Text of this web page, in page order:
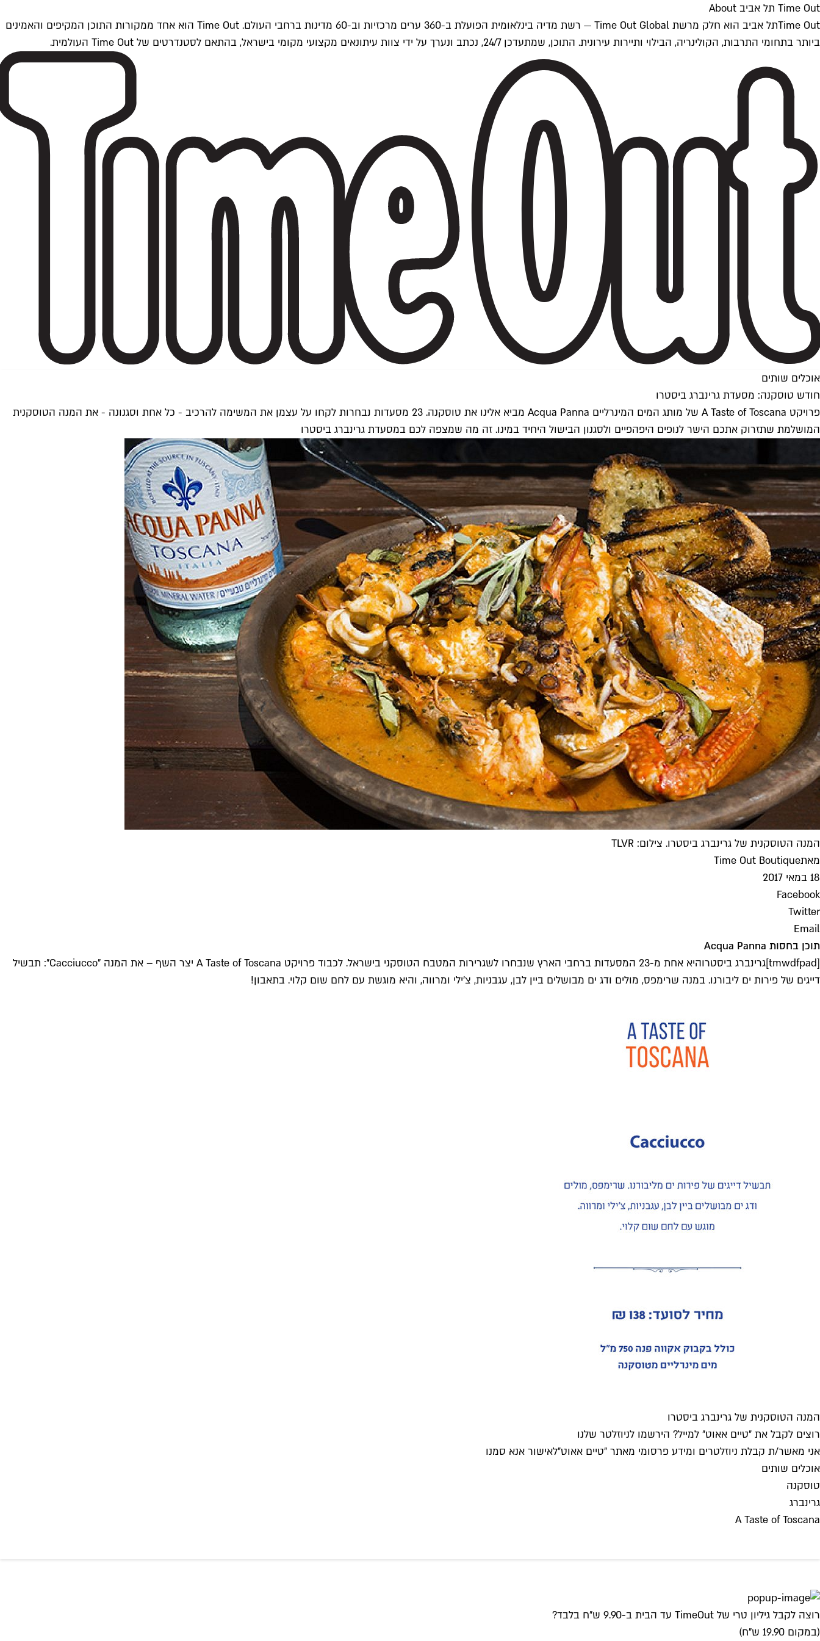
Time Out תל אביב About
Time Outתל אביב הוא חלק מרשת Time Out Global — רשת מדיה בינלאומית הפועלת ב-360 ערים מרכזיות וב-60 מדינות ברחבי העולם. Time Out הוא אחד ממקורות התוכן המקיפים והאמינים
ביותר בתחומי התרבות, הקולינריה, הבילוי ותיירות עירונית. התוכן, שמתעדכן 24/7, נכתב ונערך על ידי צוות עיתונאים מקצועי מקומי בישראל, בהתאם לסטנדרטים של Time Out העולמית.
אוכלים שותים
חודש טוסקנה: מסעדת גרינברג ביסטרו
פרויקט A Taste of Toscana של מותג המים המינרליים Acqua Panna מביא אלינו את טוסקנה. 23 מסעדות נבחרות לקחו על עצמן את המשימה להרכיב - כל אחת וסגנונה - את המנה הטוסקנית
המושלמת שתזרוק אתכם הישר לנופים היפהפיים ולסגנון הבישול היחיד במינו. זה מה שמצפה לכם במסעדת גרינברג ביסטרו
המנה הטוסקנית של גרינברג ביסטרו. צילום: TLVR
מאתTime Out Boutique
18 במאי 2017
Facebook
Twitter
Email
תוכן בחסות Acqua Panna
[tmwdfpad]
גרינברג ביסטרו
היא אחת מ-23 המסעדות ברחבי הארץ שנבחרו לשגרירות המטבח הטוסקני בישראל. לכבוד פרויקט A Taste of Toscana יצר השף – את המנה "Cacciucco": תבשיל
דייגים של פירות ים ליבורנו. במנה שרימפס, מולים ודג ים מבושלים ביין לבן, עגבניות, צ'ילי ומרווה, והיא מוגשת עם לחם שום קלוי. בתאבון!
המנה הטוסקנית של גרינברג ביסטרו
רוצים לקבל את ״טיים אאוט״ למייל? הירשמו לניוזלטר שלנו
אני מאשר/ת קבלת ניוזלטרים ומידע פרסומי מאתר ״טיים אאוט״לאישור אנא סמנו
אוכלים שותים
טוסקנה
גרינברג
A Taste of Toscana
רוצה לקבל גיליון טרי של TimeOut עד הבית ב-9.90 ש"ח בלבד?
(במקום 19.90 ש"ח)